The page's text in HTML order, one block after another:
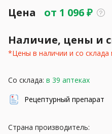
Цена от 1 096₽
Наличие, цены и
*Цены в наличии и со склада
Со склада: в 39 аптеках
Рецептурный препарат
Страна производитель: